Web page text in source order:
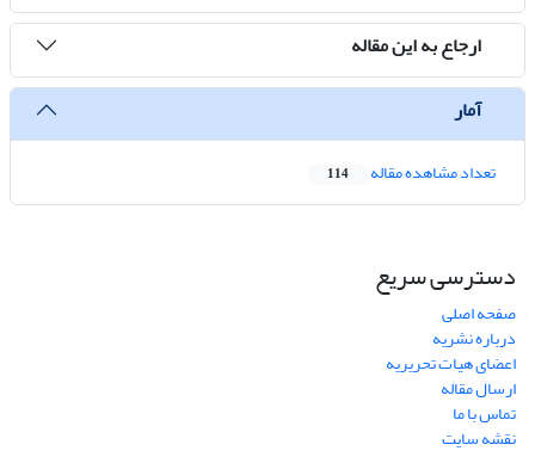
ارجاع به این مقاله
آمار
تعداد مشاهده مقاله 114
دسترسی سریع
صفحه اصلی
درباره نشریه
اعضای هیات تحریریه
ارسال مقاله
تماس با ما
نقشه سایت